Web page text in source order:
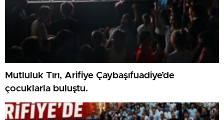
Mutluluk Tırı, Arifiye Çaybaşıfuadiye’de
çocuklarla buluştu.